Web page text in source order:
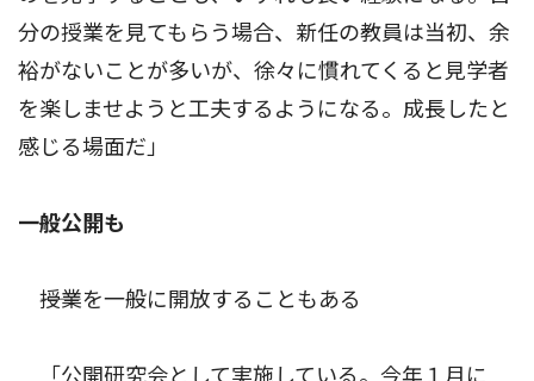
分の授業を見てもらう場合、新任の教員は当初、余
裕がないことが多いが、徐々に慣れてくると見学者
を楽しませようと工夫するようになる。成長したと
感じる場面だ」
一般公開も
――授業を一般に開放することもある
「公開研究会として実施している。今年１月に